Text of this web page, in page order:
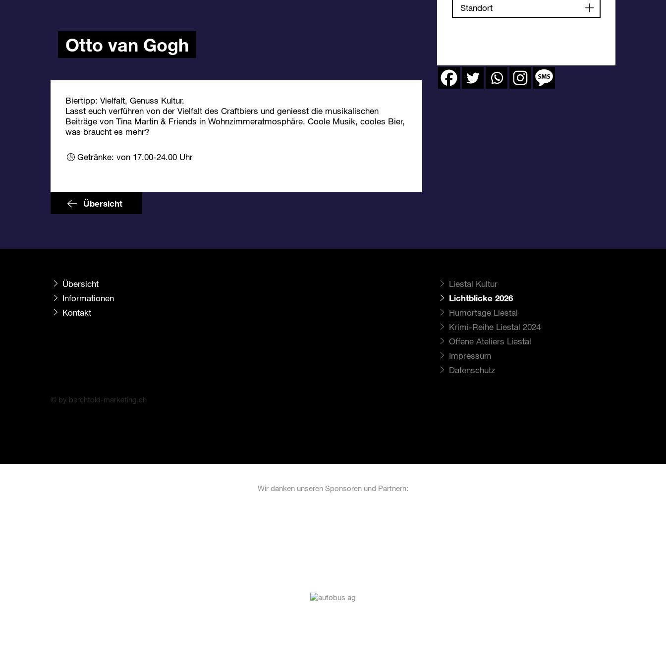
Otto van Gogh
Biertipp: Vielfalt, Genuss Kultur.
Lasst euch verführen von der Vielfalt des Craftbiers und geniesst die musikalischen
Beiträge von Tina Martin & Friends in Wohnzimmeratmosphäre. Coole Musik, cooles Bier,
was braucht es mehr?
Getränke: von 17.00-24.00 Uhr
Standort
Übersicht
Übersicht
Informationen
Kontakt
Liestal Kultur
Lichtblicke 2026
Humortage Liestal
Krimi-Reihe Liestal 2024
Offene Ateliers Liestal
Impressum
Datenschutz
© by berchtold-marketing.ch
Wir danken unseren Sponsoren und Partnern: